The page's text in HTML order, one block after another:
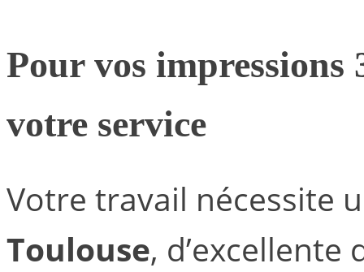
Pour vos impressions
votre service
Votre travail nécessite
Toulouse,